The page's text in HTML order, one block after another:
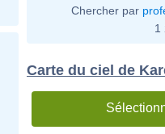
Chercher par
1
Carte du ciel de